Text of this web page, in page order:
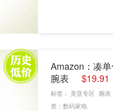
Amazon：凑
腕表
$19.91
标签： 美亚专区 腕表
类： 数码家电